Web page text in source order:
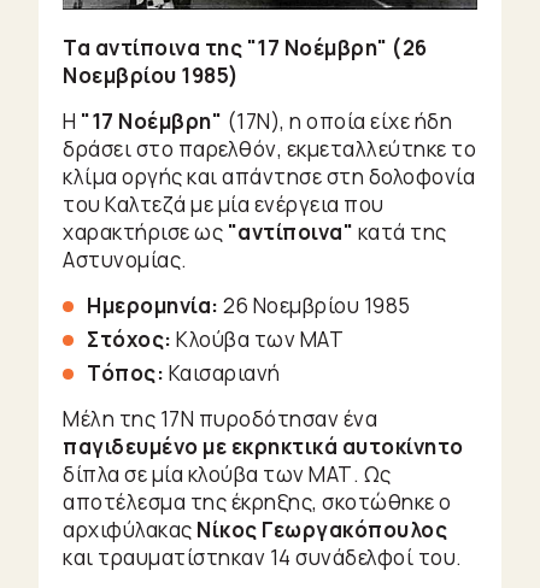
Τα αντίποινα της "17 Νοέμβρη" (26
Νοεμβρίου 1985)
Η "17 Νοέμβρη" (17Ν), η οποία είχε ήδη
δράσει στο παρελθόν, εκμεταλλεύτηκε το
κλίμα οργής και απάντησε στη δολοφονία
του Καλτεζά με μία ενέργεια που
χαρακτήρισε ως "αντίποινα" κατά της
Αστυνομίας.
Ημερομηνία: 26 Νοεμβρίου 1985
Στόχος: Κλούβα των ΜΑΤ
Τόπος: Καισαριανή
Μέλη της 17Ν πυροδότησαν ένα
παγιδευμένο με εκρηκτικά αυτοκίνητο
δίπλα σε μία κλούβα των ΜΑΤ. Ως
αποτέλεσμα της έκρηξης, σκοτώθηκε ο
αρχιφύλακας Νίκος Γεωργακόπουλος
και τραυματίστηκαν 14 συνάδελφοί του.